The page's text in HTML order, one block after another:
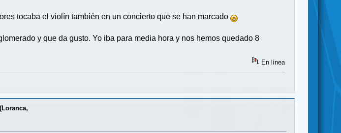
tocaba el violín también en un concierto que se han marcado
y que da gusto. Yo iba para media hora y nos hemos quedado 8
En línea